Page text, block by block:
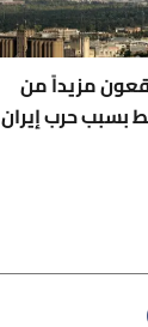
مزيداً من
بسبب حرب إيران